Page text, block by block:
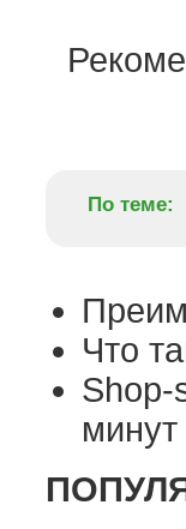
По теме:
Что
Shop-
минут